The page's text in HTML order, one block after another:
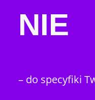
NIE
– do specyfiki